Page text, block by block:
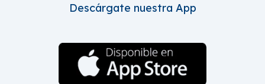
Descárgate nuestra App